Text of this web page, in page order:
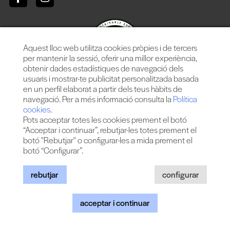
Més de 25 anys oferint la millor música en directe des de
Concerts, festivals i esdeveniments de gran convocatòria.
© 2026 TheProject Music Company, S.L. |
Aquest lloc web utilitza cookies pròpies i de tercers
per mantenir la sessió, oferir una millor experiència,
obtenir dades estadístiques de navegació dels
usuaris i mostrar-te publicitat personalitzada basada
en un perfil elaborat a partir dels teus hàbits de
navegació. Per a més informació consulta la Política
cookies.
Pots acceptar totes les cookies prement el botó
“Acceptar i continuar”, rebutjar-les totes prement el
botó "Rebutjar" o configurar-les a mida prement el
botó “Configurar”.
rebutjar configurar
acceptar i continuar